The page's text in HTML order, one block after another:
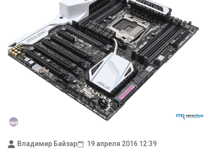
Владимир Байзар 19 апреля 2016 12:39